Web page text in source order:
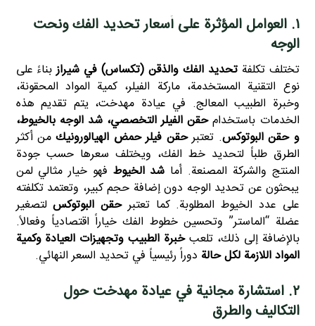
۱. العوامل المؤثرة على أسعار تحديد الفك ونحت
الوجه
تختلف تكلفةتحديد الفك والذقن (تكساس) في شيرازبناءً على
نوع التقنية المستخدمة، ماركة الفيلر، كمية المواد المحقونة،
وخبرة الطبيب المعالج. في عيادة مهدخت، يتم تقديم هذه
الخدمات باستخدامحقن الفيلر التخصصي،شد الوجه بالخيوط،
وحقن البوتوكس. تعتبرحقن فيلر حمض الهيالورونيكمن أكثر
الطرق طلباً لتحديد خط الفك، ويختلف سعرها حسب جودة
المنتج والشركة المصنعة. أما شد الخيوط فهو خيار مثالي لمن
يبحثون عن تحديد الوجه دون إضافة حجم كبير، وتعتمد تكلفته
على عدد الخيوط المطلوبة. كما تعتبرحقن البوتوكسلتصغير
عضلة “الماستر” وتحسين خطوط الفك خياراً اقتصادياً وفعالاً.
بالإضافة إلى ذلك، تلعبخبرة الطبيبوتجهيزات العيادة وكمية
المواد اللازمة لكل حالة دوراً رئيسياً في تحديد السعر النهائي.
۲. استشارة مجانية في عيادة مهدخت حول
التكاليف والطرق